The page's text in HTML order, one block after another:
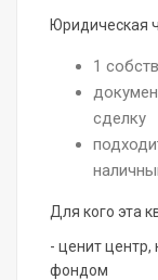
Юридическая
1
сделку
Для кого эта
- ценит центр,
фондом